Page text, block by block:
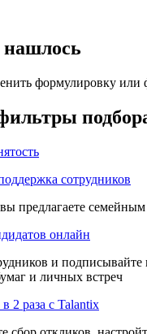
нашлось
формулировку или
сотрудников
предлагаете
онлайн
и подписывайте
и личных встреч
2 раза с Talantix